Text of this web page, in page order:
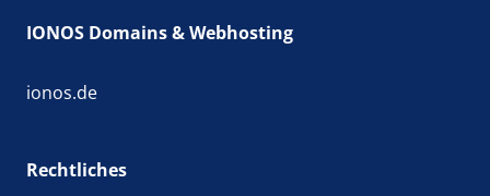
IONOS Domains & Webhosting
ionos.de
Rechtliches